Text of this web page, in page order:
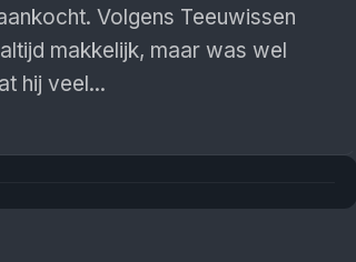
Volgens Teeuwissen
makkelijk, maar was wel
hij veel...